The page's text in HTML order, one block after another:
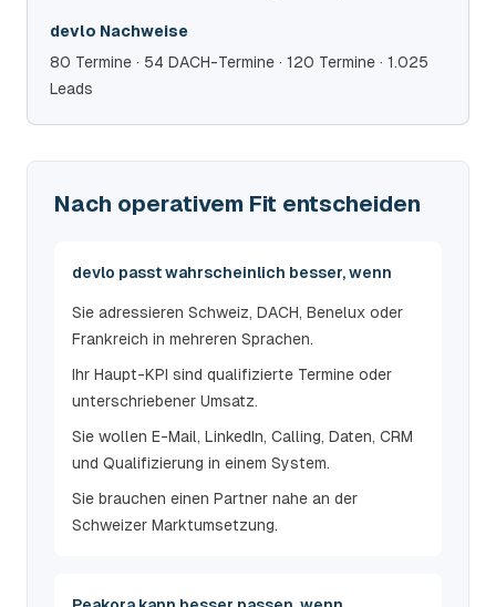
devlo Nachweise
80 Termine · 54 DACH-Termine · 120 Termine · 1.025
Leads
Nach operativem Fit entscheiden
devlo passt wahrscheinlich besser, wenn
Sie adressieren Schweiz, DACH, Benelux oder
Frankreich in mehreren Sprachen.
Ihr Haupt-KPI sind qualifizierte Termine oder
unterschriebener Umsatz.
Sie wollen E-Mail, LinkedIn, Calling, Daten, CRM
und Qualifizierung in einem System.
Sie brauchen einen Partner nahe an der
Schweizer Marktumsetzung.